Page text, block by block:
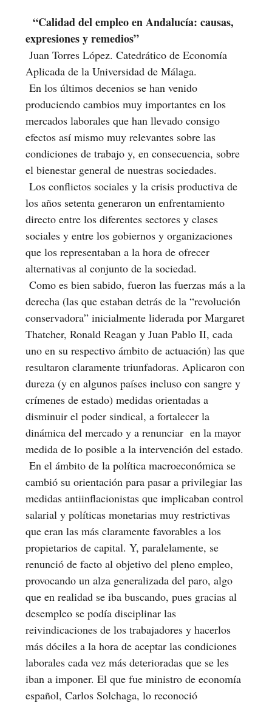
“Calidad del empleo en Andalucía: causas,
expresiones y remedios”
Juan Torres López. Catedrático de Economía
Aplicada de la Universidad de Málaga.
En los últimos decenios se han venido
produciendo cambios muy importantes en los
mercados laborales que han llevado consigo
efectos así mismo muy relevantes sobre las
condiciones de trabajo y, en consecuencia, sobre
el bienestar general de nuestras sociedades.
Los conflictos sociales y la crisis productiva de
los años setenta generaron un enfrentamiento
directo entre los diferentes sectores y clases
sociales y entre los gobiernos y organizaciones
que los representaban a la hora de ofrecer
alternativas al conjunto de la sociedad.
Como es bien sabido, fueron las fuerzas más a la
derecha (las que estaban detrás de la “revolución
conservadora” inicialmente liderada por Margaret
Thatcher, Ronald Reagan y Juan Pablo II, cada
uno en su respectivo ámbito de actuación) las que
resultaron claramente triunfadoras. Aplicaron con
dureza (y en algunos países incluso con sangre y
crímenes de estado) medidas orientadas a
disminuir el poder sindical, a fortalecer la
dinámica del mercado y a renunciar en la mayor
medida de lo posible a la intervención del estado.
En el ámbito de la política macroeconómica se
cambió su orientación para pasar a privilegiar las
medidas antiinflacionistas que implicaban control
salarial y políticas monetarias muy restrictivas
que eran las más claramente favorables a los
propietarios de capital. Y, paralelamente, se
renunció de facto al objetivo del pleno empleo,
provocando un alza generalizada del paro, algo
que en realidad se iba buscando, pues gracias al
desempleo se podía disciplinar las
reivindicaciones de los trabajadores y hacerlos
más dóciles a la hora de aceptar las condiciones
laborales cada vez más deterioradas que se les
iban a imponer. El que fue ministro de economía
español, Carlos Solchaga, lo reconoció